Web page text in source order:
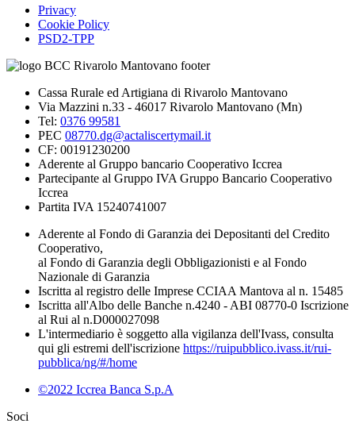
Privacy
Cookie Policy
PSD2-TPP
Cassa Rurale ed Artigiana di Rivarolo Mantovano
Via Mazzini n.33 - 46017 Rivarolo Mantovano (Mn)
Tel: 0376 99581
PEC 08770.dg@actaliscertymail.it
CF: 00191230200
Aderente al Gruppo bancario Cooperativo Iccrea
Partecipante al Gruppo IVA Gruppo Bancario Cooperativo
Iccrea
Partita IVA 15240741007
Aderente al Fondo di Garanzia dei Depositanti del Credito
Cooperativo,
al Fondo di Garanzia degli Obbligazionisti e al Fondo
Nazionale di Garanzia
Iscritta al registro delle Imprese CCIAA Mantova al n. 15485
Iscritta all'Albo delle Banche n.4240 - ABI 08770-0 Iscrizione
al Rui al n.D000027098
L'intermediario è soggetto alla vigilanza dell'Ivass, consulta
qui gli estremi dell'iscrizione https://ruipubblico.ivass.it/rui-
pubblica/ng/#/home
©2022 Iccrea Banca S.p.A
Soci